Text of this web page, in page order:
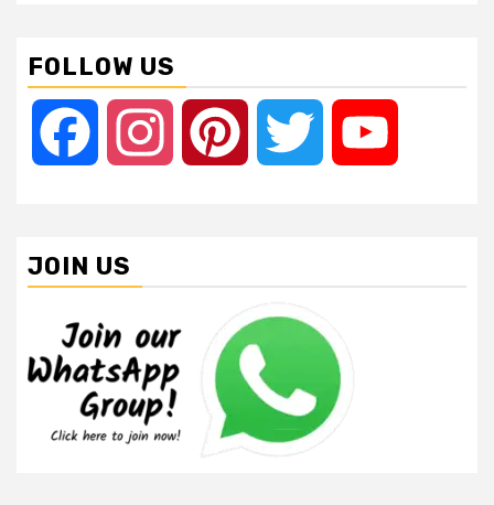
FOLLOW US
Facebook Instagram Pinterest Twitter
JOIN US